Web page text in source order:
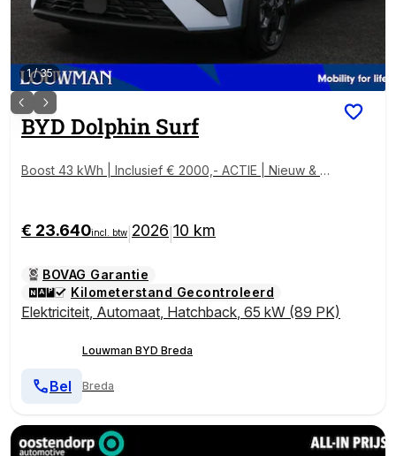
1/35
BYD Dolphin Surf
Boost 43 kWh | Inclusief € 2000,- ACTIE | Nieuw & Di
€ 23.640incl. btw 2026 10 km
BOVAG Garantie
Kilometerstand Gecontroleerd
Elektriciteit, Automaat, Hatchback, 65 kW (89 PK)
Louwman BYD Breda
Breda
Bel